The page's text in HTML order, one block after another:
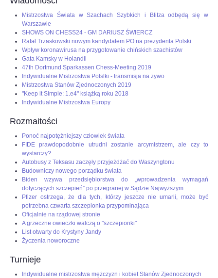
Mistrzostwa Świata w Szachach Szybkich i Blitza odbędą się w
Warszawie
SHOWS ON CHESS24 - GM DARIUSZ ŚWIERCZ
Rafał Trzaskowski nowym kandydatem PO na prezydenta Polski
Wpływ koronawirusa na przygotowanie chińskich szachistów
Gata Kamsky w Holandii
47th Dortmund Sparkassen Chess-Meeting 2019
Indywidualne Mistrzostwa Polslki - transmisja na żywo
Mistrzostwa Stanów Zjednoczonych 2019
"Keep it Simple: 1.e4" książką roku 2018
Indywidualne Mistrzostwa Europy
Rozmaitości
Ponoć najpotężniejszy człowiek świata
FIDE prawdopodobnie utrudni zostanie arcymistrzem, ale czy to
wystarczy?
Autobusy z Teksasu zaczęły przyjeżdżać do Waszyngtonu
Budowniczy nowego porządku świata
Biden wzywa przedsiębiorstwa do „wprowadzenia wymagań
dotyczących szczepień” po przegranej w Sądzie Najwyższym
Pfizer ostrzega, że dla tych, którzy jeszcze nie umarli, może być
potrzebna czwarta szczepionka przypominająca
Oficjalnie na rządowej stronie
A grzeczne owieczki walczą o "szczepionki"
List otwarty do Krystyny Jandy
Życzenia noworoczne
Turnieje
Indywidualne mistrzostwa mężczyzn i kobiet Stanów Zjednoczonych